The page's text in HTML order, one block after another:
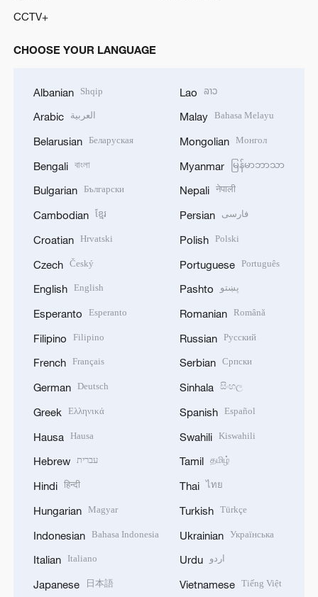
CCTV+
CHOOSE YOUR LANGUAGE
Albanian Shqip
Arabic العربية
Belarusian Беларуская
Bengali বাংলা
Bulgarian Български
Cambodian ខ្មែរ
Croatian Hrvatski
Czech Český
English English
Esperanto Esperanto
Filipino Filipino
French Français
German Deutsch
Greek Ελληνικά
Hausa Hausa
Hebrew עברית
Hindi हिन्दी
Hungarian Magyar
Indonesian Bahasa Indonesia
Italian Italiano
Japanese 日本語
Lao ລາວ
Malay Bahasa Melayu
Mongolian Монгол
Myanmar မြန်မာဘာသာ
Nepali नेपाली
Persian فارسی
Polish Polski
Portuguese Português
Pashto پښتو
Romanian Română
Russian Русский
Serbian Српски
Sinhala සිංහල
Spanish Español
Swahili Kiswahili
Tamil தமிழ்
Thai ไทย
Turkish Türkçe
Ukrainian Українська
Urdu اردو
Vietnamese Tiếng Việt